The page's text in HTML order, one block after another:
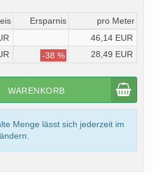
Ersparnis
pro Meter
46,14 EUR
-38 % 28,49 EUR
WARENKORB
Menge lässt sich jederzeit im